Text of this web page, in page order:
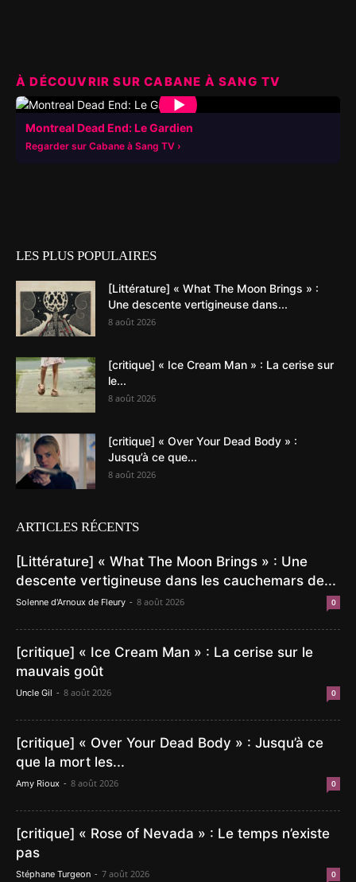
À DÉCOUVRIR SUR CABANE À SANG TV
▶
Montreal Dead End: Le Gardien
Regarder sur Cabane à Sang TV
LES PLUS POPULAIRES
[Littérature] « What The Moon Brings » :
Une descente vertigineuse dans...
8 août 2026
[critique] « Ice Cream Man » : La cerise sur
le...
8 août 2026
[critique] « Over Your Dead Body » :
Jusqu’à ce que...
8 août 2026
ARTICLES RÉCENTS
[Littérature] « What The Moon Brings » : Une
descente vertigineuse dans les cauchemars de...
Solenne d'Arnoux de Fleury - 8 août 2026 0
[critique] « Ice Cream Man » : La cerise sur le
mauvais goût
Uncle Gil - 8 août 2026 0
[critique] « Over Your Dead Body » : Jusqu’à ce
que la mort les...
Amy Rioux - 8 août 2026 0
[critique] « Rose of Nevada » : Le temps n’existe
pas
Stéphane Turgeon - 7 août 2026 0